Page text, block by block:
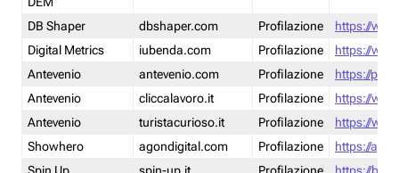
DB Shaper
dbshaper.com Profilazione
https://
Digital Metrics
iubenda.com Profilazione
https://
Antevenio
antevenio.com Profilazione
https://
Antevenio
cliccalavoro.it Profilazione
https://
Antevenio
turistacurioso.it Profilazione
https://
Showhero
agondigital.com Profilazione
https://